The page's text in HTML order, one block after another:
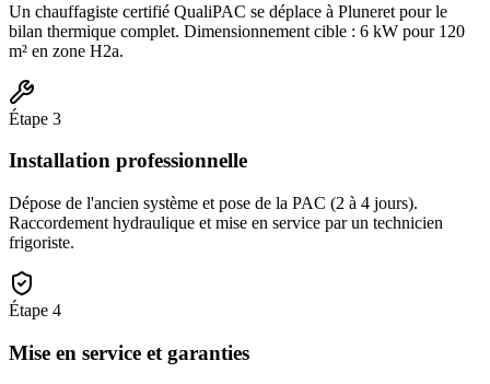
Un chauffagiste certifié QualiPAC se déplace à Pluneret pour le
bilan thermique complet. Dimensionnement cible : 6 kW pour 120
m² en zone H2a.
Étape 3
Installation professionnelle
Dépose de l'ancien système et pose de la PAC (2 à 4 jours).
Raccordement hydraulique et mise en service par un technicien
frigoriste.
Étape 4
Mise en service et garanties